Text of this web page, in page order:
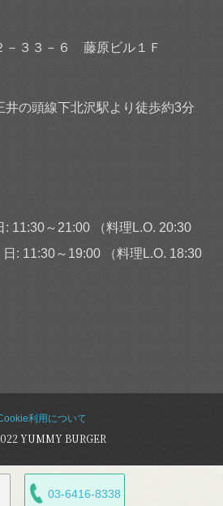
－３３－６ 藤原ビル１Ｆ
井の頭線下北沢駅より徒歩約3分
11:30～21:00 （料理L.O. 20:30
日: 11:30～19:00 （料理L.O. 18:30
利用について
YUMMY BURGER
03-6416-8338